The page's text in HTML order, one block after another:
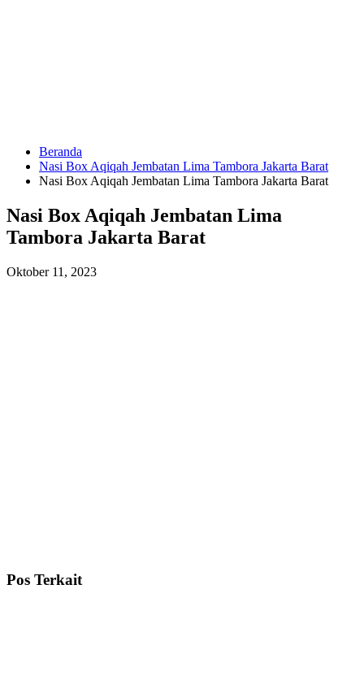
HUBUNGI
KAMI
Beranda
Nasi Box Aqiqah Jembatan Lima Tambora Jakarta Barat
Nasi Box Aqiqah Jembatan Lima Tambora Jakarta Barat
Nasi Box Aqiqah Jembatan Lima
Tambora Jakarta Barat
Oktober 11, 2023
Pos Terkait